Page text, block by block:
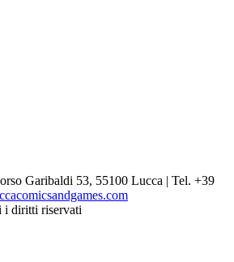
Garibaldi 53, 55100 Lucca | Tel. +39
diritti riservati